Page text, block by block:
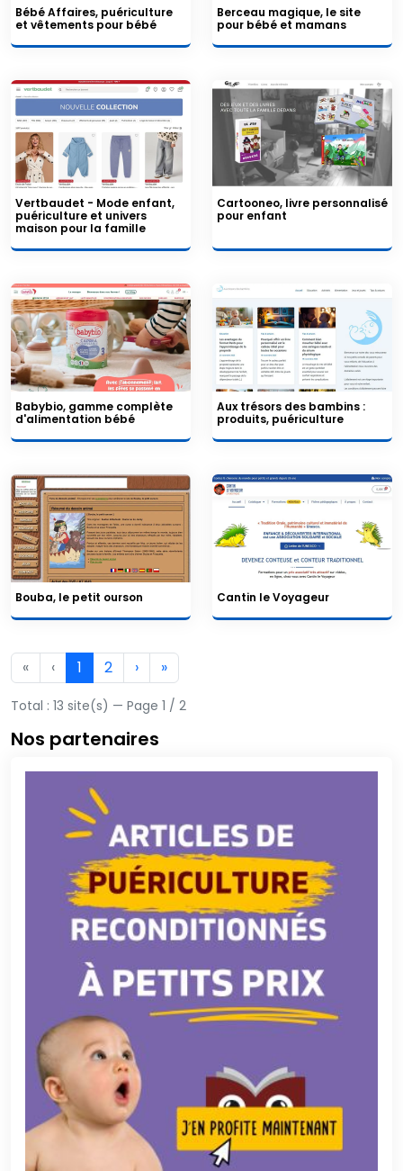
Bébé Affaires, puériculture
et vêtements pour bébé
Berceau magique, le site
pour bébé et mamans
Vertbaudet - Mode enfant,
puériculture et univers
maison pour la famille
Cartooneo, livre personnalisé
pour enfant
Babybio, gamme complète
d'alimentation bébé
Aux trésors des bambins :
produits, puériculture
Bouba, le petit ourson Cantin le Voyageur
« ‹ 1 2 › »
Total : 13 site(s) — Page 1 / 2
Nos partenaires